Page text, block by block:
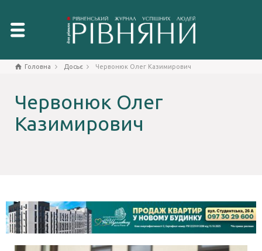
Головна Досьє Червонюк Олег Казимирович
Червонюк Олег
Казимирович